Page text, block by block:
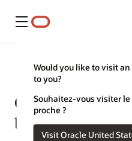
Menu
Would you like to visit
to you?
Souhaitez-vous visiter le
proche ?
Visit Oracle United
Qu'est-ce que la
besoins ?